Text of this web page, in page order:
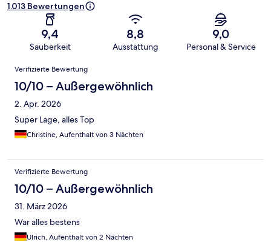
1.013 Bewertungen
9,4
Sauberkeit
8,8
Ausstattung
9,0
Personal & Service
Bewertungen
Verifizierte Bewertung
10/10 – Außergewöhnlich
2. Apr. 2026
Super Lage, alles Top
Christine, Aufenthalt von 3 Nächten
Verifizierte Bewertung
10/10 – Außergewöhnlich
31. März 2026
War alles bestens
Ulrich, Aufenthalt von 2 Nächten